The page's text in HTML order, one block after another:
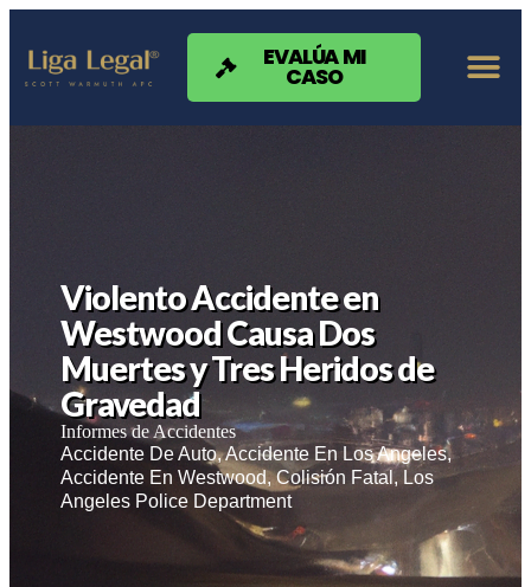
Nota:
sitio
web
EVALÚA MI
CASO
Violento Accidente en
Westwood Causa Dos
Muertes y Tres Heridos de
Gravedad
Informes de Accidentes
Accidente De Auto,Accidente En Los Angeles,
Accidente En Westwood,Colisión Fatal , Los
Angeles Police Department